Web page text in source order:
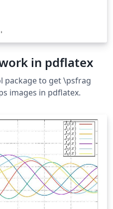
in pdflatex
package to get \psfrag
images in pdflatex.